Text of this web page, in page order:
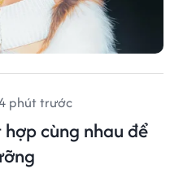
phút trước
cùng nhau để